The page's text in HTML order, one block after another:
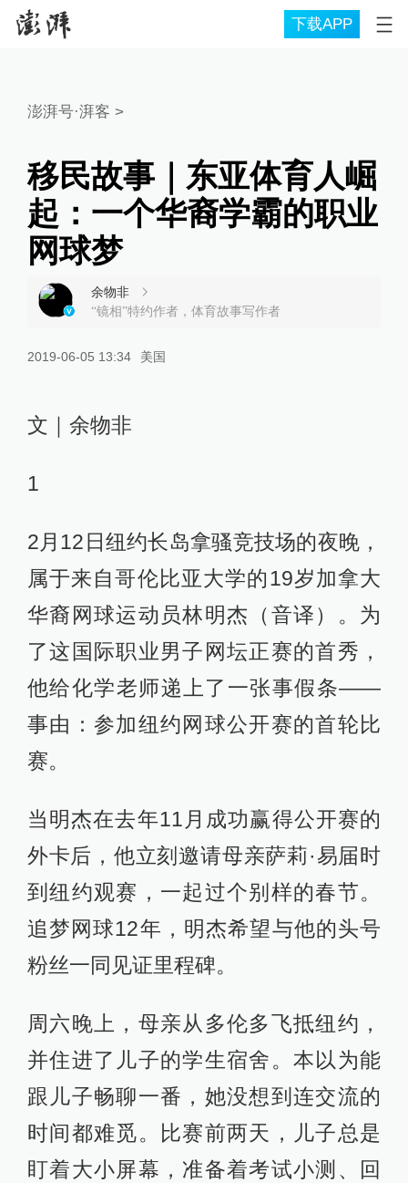
下载APP
澎湃号·湃客 >
移民故事｜东亚体育人崛
起：一个华裔学霸的职业
网球梦
余物非
“镜相”特约作者，体育故事写作者
2019-06-05 13:34 美国
文｜余物非
1
2月12日纽约长岛拿骚竞技场的夜晚，
属于来自哥伦比亚大学的19岁加拿大
华裔网球运动员林明杰（音译）。为
了这国际职业男子网坛正赛的首秀，
他给化学老师递上了一张事假条——
事由：参加纽约网球公开赛的首轮比
赛。
当明杰在去年11月成功赢得公开赛的
外卡后，他立刻邀请母亲萨莉·易届时
到纽约观赛，一起过个别样的春节。
追梦网球12年，明杰希望与他的头号
粉丝一同见证里程碑。
周六晚上，母亲从多伦多飞抵纽约，
并住进了儿子的学生宿舍。本以为能
跟儿子畅聊一番，她没想到连交流的
时间都难觅。比赛前两天，儿子总是
盯着大小屏幕，准备着考试小测、回